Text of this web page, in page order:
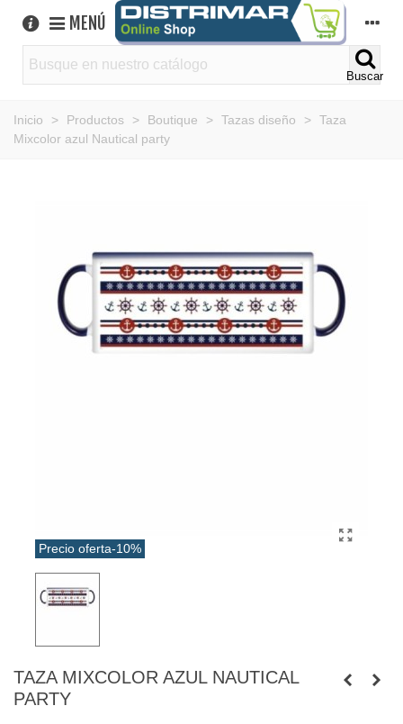
MENÚ
Buscar
Inicio > Productos > Boutique > Tazas diseño > Taza
Mixcolor azul Nautical party
Precio oferta-10%
TAZA MIXCOLOR AZUL NAUTICAL
PARTY